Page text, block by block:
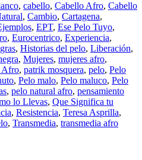
, cabello, Cabello Afro, Cabello
, Cambio, Cartagena,
, EPT, Ese Pelo Tuyo,
, Eurocentrico, Experiencia,
, Historias del pelo, Liberación,
, Mujeres, mujeres afro,
Afro, patrik mosquera, pelo, Pelo
, Pelo malo, Pelo maluco, Pelo
, pelo natural afro, pensamiento
lo Llevas, Que Significa tu
, Resistencia, Teresa Asprilla,
, Transmedia, transmedia afro